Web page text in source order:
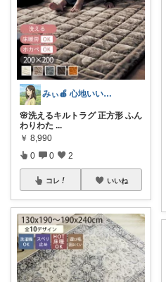
みぃ🍎 心地いい暮らし
🌸洗えるキルトラグ 正方形 ふん
わりわた ...
￥ 8,990
0 0 2
コレ いいね